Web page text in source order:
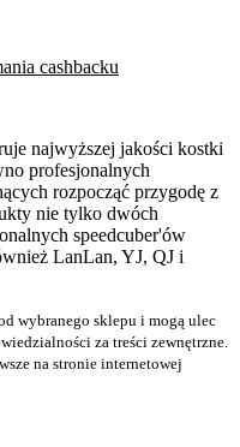
cashbacku
najwyższej jakości kostki
profesjonalnych
rozpocząć przygodę z
nie tylko dwóch
speedcuber'ów
LanLan, YJ, QJ i
wybranego sklepu i mogą ulec
za treści zewnętrzne.
na stronie internetowej